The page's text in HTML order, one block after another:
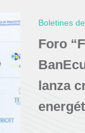
Boletines
Foro
lanza